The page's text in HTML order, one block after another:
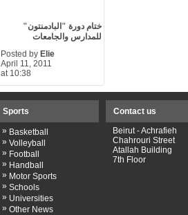
ختام دورة "البادمنتون"
للمدارس والجامعات
Posted by Elie
April 11, 2011
at 10:38
Sports
» Basketball
» Volleyball
» Football
» Handball
» Motor Sports
» Schools
» Universities
» Other News
Contact us
Beirut - Achrafieh
Chahrouri Street
Atallah Building
7th Floor